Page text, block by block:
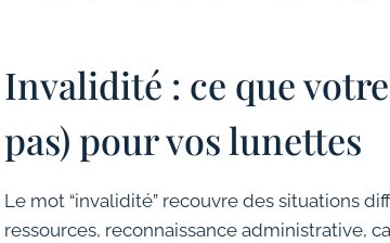
Invalidité : ce que
pas) pour vos lunettes
Le mot “invalidité” recouvre des situations
ressources, reconnaissance administrative,